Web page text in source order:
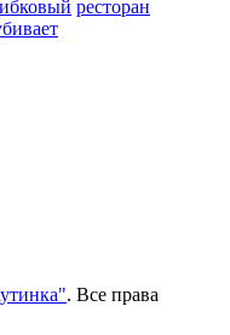
ресторан
. Все права